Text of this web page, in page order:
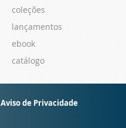
coleções
lançamentos
ebook
catálogo
Aviso de Privacidade